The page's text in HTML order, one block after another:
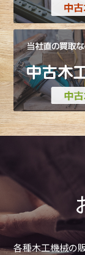
各種木工機械の